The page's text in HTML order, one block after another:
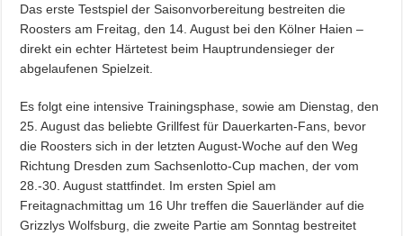
Das erste Testspiel der Saisonvorbereitung bestreiten die
Roosters am Freitag, den 14. August bei den Kölner Haien –
direkt ein echter Härtetest beim Hauptrundensieger der
abgelaufenen Spielzeit.
Es folgt eine intensive Trainingsphase, sowie am Dienstag, den
25. August das beliebte Grillfest für Dauerkarten-Fans, bevor
die Roosters sich in der letzten August-Woche auf den Weg
Richtung Dresden zum Sachsenlotto-Cup machen, der vom
28.-30. August stattfindet. Im ersten Spiel am
Freitagnachmittag um 16 Uhr treffen die Sauerländer auf die
Grizzlys Wolfsburg, die zweite Partie am Sonntag bestreitet